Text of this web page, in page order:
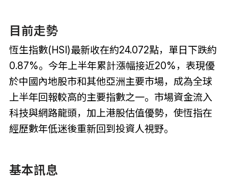
目前走勢
恆生指數(HSI)最新收在約24.072點，單日下跌約
0.87%。今年上半年累計漲幅接近20%，表現優
於中國內地股市和其他亞洲主要市場，成為全球
上半年回報較高的主要指數之一。市場資金流入
科技與網路龍頭，加上港股估值優勢，使恆指在
經歷數年低迷後重新回到投資人視野。
基本訊息